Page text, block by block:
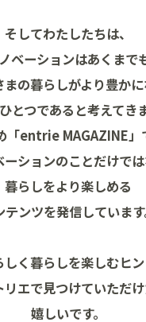
そしてわたしたちは、
ベーションはあくまで
まの暮らしがより豊か
とつであると考えてき
「entrie MAGAZINE」
ーションのことだけでは
暮らしをより楽しめる
テンツを発信しています
しく暮らしを楽しむヒ
リエで見つけていただ
嬉しいです。